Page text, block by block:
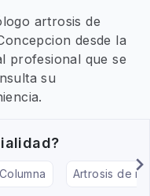
artrosis de
desde la
profesional que se
su
Columna Artrosis de